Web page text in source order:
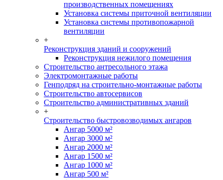
производственных помещениях
Установка системы приточной вентиляции
Установка системы противопожарной
вентиляции
+
Реконструкция зданий и сооружений
Реконструкция нежилого помещения
Строительство антресольного этажа
Электромонтажные работы
Генподряд на строительно-монтажные работы
Строительство автосервисов
Строительство административных зданий
+
Строительство быстровозводимых ангаров
Ангар 5000 м²
Ангар 3000 м²
Ангар 2000 м²
Ангар 1500 м²
Ангар 1000 м²
Ангар 500 м²